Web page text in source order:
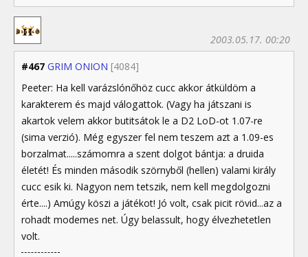
#467 GRIM ONION [4084]
2003.05.17. 00:20
Peeter: Ha kell varázslónőhöz cucc akkor átküldöm a
karakterem és majd válogattok. (Vagy ha játszani is
akartok velem akkor butitsátok le a D2 LoD-ot 1.07-re
(sima verzió). Még egyszer fel nem teszem azt a 1.09-es
borzalmat.....számomra a szent dolgot bántja: a druida
életét! És minden második szörnyből (hellen) valami király
cucc esik ki. Nagyon nem tetszik, nem kell megdolgozni
érte....) Amúgy köszi a játékot! Jó volt, csak picit rövid...az a
rohadt modemes net. Úgy belassult, hogy élvezhetetlen
volt.